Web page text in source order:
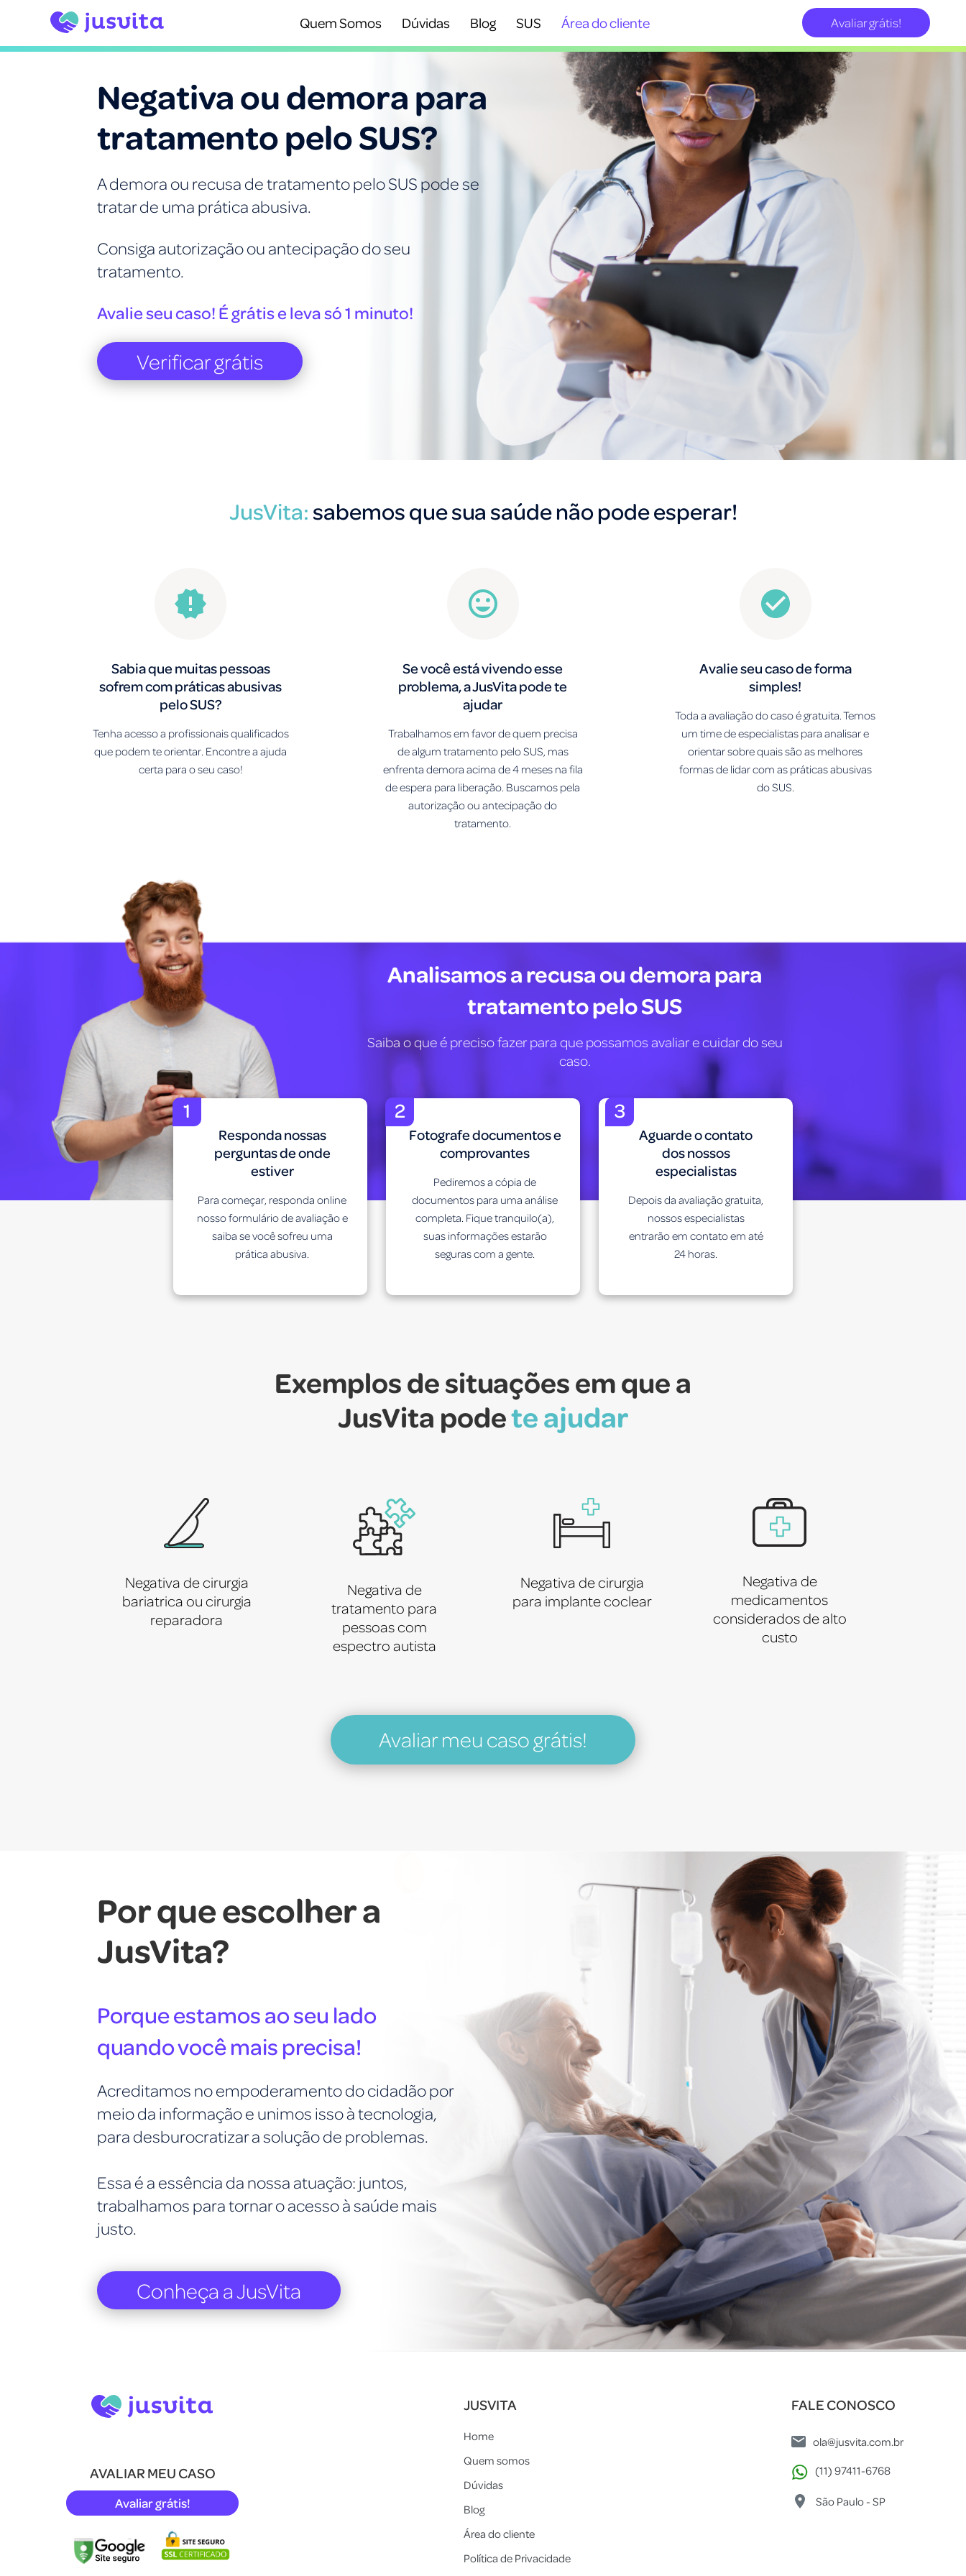
Quem Somos Dúvidas Blog SUS Área do cliente Avaliar grátis!
Negativa ou demora para
tratamento pelo SUS?
A demora ou recusa de tratamento pelo SUS pode se
tratar de uma prática abusiva.
Consiga autorização ou antecipação do seu
tratamento.
Avalie seu caso! É grátis e leva só 1 minuto!
Verificar grátis
JusVita:sabemos que sua saúde não pode esperar!
Sabia que muitas pessoas
sofrem com práticas abusivas
pelo SUS?
Tenha acesso a profissionais qualificados
que podem te orientar. Encontre a ajuda
certa para o seu caso!
Se você está vivendo esse
problema, a JusVita pode te
ajudar
Trabalhamos em favor de quem precisa
de algum tratamento pelo SUS, mas
enfrenta demora acima de 4 meses na fila
de espera para liberação. Buscamos pela
autorização ou antecipação do
tratamento.
Avalie seu caso de forma
simples!
Toda a avaliação do caso é gratuita. Temos
um time de especialistas para analisar e
orientar sobre quais são as melhores
formas de lidar com as práticas abusivas
do SUS.
Analisamos a recusa ou demora para
tratamento pelo SUS
Saiba o que é preciso fazer para que possamos avaliar e cuidar do seu
caso.
1
Responda nossas
perguntas de onde
estiver
Para começar, responda online
nosso formulário de avaliação e
saiba se você sofreu uma
prática abusiva.
2
Fotografe documentos e
comprovantes
Pediremos a cópia de
documentos para uma análise
completa. Fique tranquilo(a),
suas informações estarão
seguras com a gente.
3
Aguarde o contato
dos nossos
especialistas
Depois da avaliação gratuita,
nossos especialistas
entrarão em contato em até
24 horas.
Exemplos de situações em que a
JusVita podete ajudar
Negativa de cirurgia
bariatrica ou cirurgia
reparadora
Negativa de
tratamento para
pessoas com
espectro autista
Negativa de cirurgia
para implante coclear
Negativa de
medicamentos
considerados de alto
custo
Avaliar meu caso grátis!
Por que escolher a
JusVita?
Porque estamos ao seu lado
quando você mais precisa!
Acreditamos no empoderamento do cidadão por
meio da informação e unimos isso à tecnologia,
para desburocratizar a solução de problemas.
Essa é a essência da nossa atuação: juntos,
trabalhamos para tornar o acesso à saúde mais
justo.
Conheça a JusVita
AVALIAR MEU CASO
Avaliar grátis!
JUSVITA
Home
Quem somos
Dúvidas
Blog
Área do cliente
Política de Privacidade
FALE CONOSCO
ola@jusvita.com.br
(11) 97411-6768
São Paulo - SP